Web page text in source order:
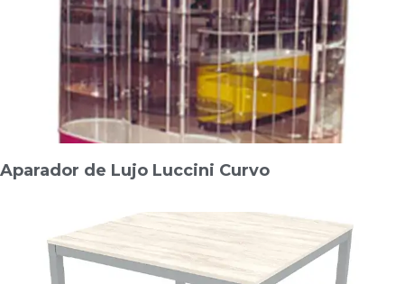
Aparador de Lujo Luccini Curvo